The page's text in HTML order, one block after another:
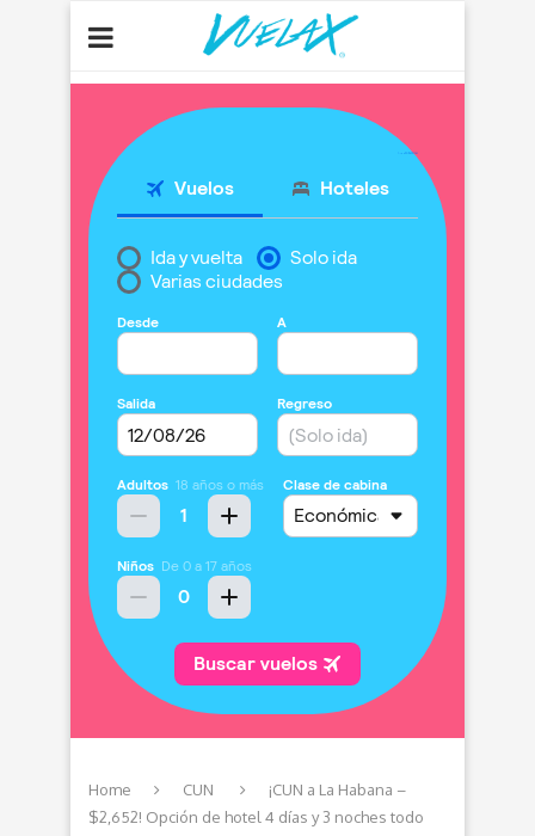
Home CUN
¡CUN a La Habana –
$2,652! Opción de hotel 4 días y 3 noches todo